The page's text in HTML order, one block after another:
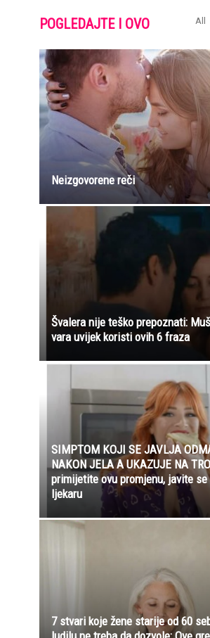
POGLEDAJTE I OVO All
Neizgovorene reči
Švalera nije teško prepoznati:
vara uvijek koristi ovih 6 fraza
SIMPTOM KOJI SE JAVLJA
NAKON JELA A UKAZUJE NA
primijetite ovu promjenu, javite
ljekaru
7 stvari koje žene starije od 60